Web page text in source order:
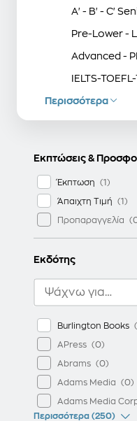
A' - B' - C'
Pre-Lower -
Advanced -
IELTS-
Readers
Βιβλία
Περισσότερα
Εκπτώσεις &
Έκπτωση
Άπαιχτη Τιμή
Προπαραγγελία
Εκδότης
Burlington Books
APress
Abrams
Adams Media
Adams Media
Περισσότερα (250)